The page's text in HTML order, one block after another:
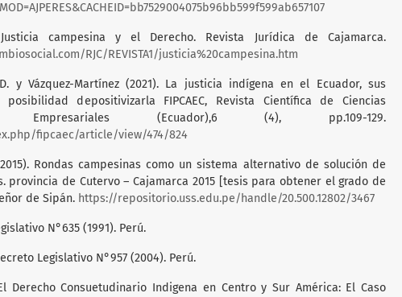
campesina y el Derecho. Revista Jurídica de Cajamarca.
RJC/REVISTA1/justicia%20campesina.htm
y Vázquez-Martínez (2021). La justicia indígena en el Ecuador, sus
depositivizarla FIPCAEC, Revista Científica de Ciencias
(Ecuador),6 (4), pp.109-129.
fipcaec/article/view/474/824
Rondas campesinas como un sistema alternativo de solución de
provincia de Cutervo – Cajamarca 2015 [tesis para obtener el grado de
de Sipán. https://repositorio.uss.edu.pe/handle/20.500.12802/3467
N°635 (1991). Perú.
Legislativo N°957 (2004). Perú.
Derecho Consuetudinario Indigena en Centro y Sur América: El Caso